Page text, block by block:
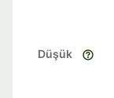
Düşük